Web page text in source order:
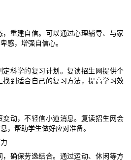
重建自信。可以通过心理辅导、与家
感，增强自信心。
科学的复习计划。复读招生网提供个
到适合自己的复习方法，提高学习效
动，不轻信小道消息。复读招生网会
，帮助学生做好应对准备。
确保劳逸结合。通过运动、休闲等方